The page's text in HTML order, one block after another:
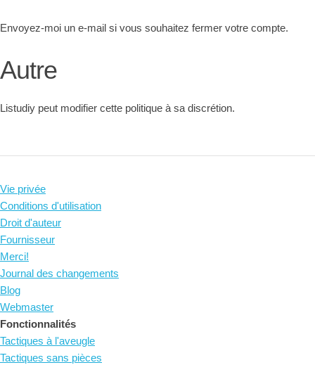
Envoyez-moi un e-mail si vous souhaitez fermer votre compte.
Autre
Listudiy peut modifier cette politique à sa discrétion.
Vie privée
Conditions d'utilisation
Droit d'auteur
Fournisseur
Merci!
Journal des changements
Blog
Webmaster
Fonctionnalités
Tactiques à l'aveugle
Tactiques sans pièces